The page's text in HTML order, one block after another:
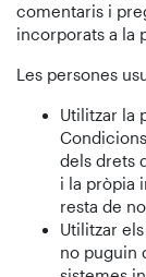
comentaris i
incorporats a la
Les persones
Utilitzar la
dels drets
i la pròpia
resta de
Utilitzar
no puguin